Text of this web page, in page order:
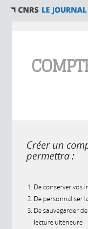
Créer un
permettra :
De conserver vos
De personnaliser
De sauvegarder
lecture ultérieure